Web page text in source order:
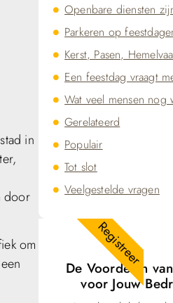
in
door
om
Wat veel mensen nog
Gerelateerd
Populair
Tot slot
Veelgestelde vragen
De Voordelen
voor Jouw
Registreer